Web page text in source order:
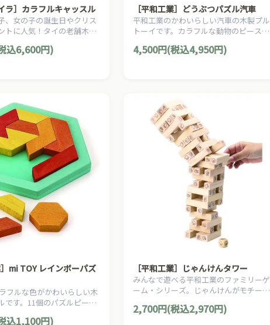
ラ］カラフルキャッスル
、女の子の誕生日やクリス
トに人気！タイの老舗木製
合わせてボールの通り道を
込6,600円)
［平和工業］どうぶつパズル汽車
平和工業のかわいらしい汽車の木製プル
トーイです。カラフルな動物のピースを
4,500円(税込4,950円)
］mi TOY レインボーパズ
フルな色がかわいらしい木
です。11個のパズルピース
込1,100円)
［平和工業］じゃんけんタワー
みんなで遊べる平和工業のファミリーゲ
ーム・シリーズ。じゃんけんがモチーフ
2,700円(税込2,970円)